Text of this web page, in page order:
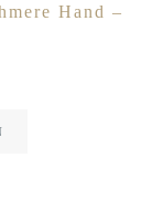
Hand –